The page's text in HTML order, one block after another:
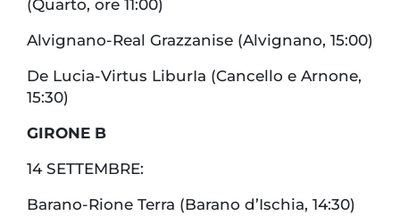
(Quarto, ore 11:00)
Alvignano-Real Grazzanise (Alvignano, 15:00)
De Lucia-Virtus LiburIa (Cancello e Arnone,
15:30)
GIRONE B
14 SETTEMBRE:
Barano-Rione Terra (Barano d’Ischia, 14:30)